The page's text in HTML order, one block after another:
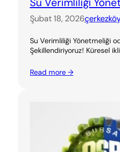
Şubat 18, 2026
Su Verimliliği Yönetmeliği
Şekillendiriyoruz! Küresel
Read more →